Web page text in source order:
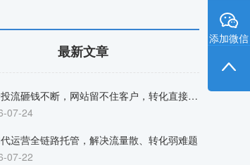
最新文章
竞价投流砸钱不断，网站留不住客户，转化直接归零
07-24
运营全链路托管，解决流量散、转化弱难题
07-22
添加微信